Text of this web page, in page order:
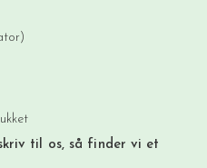
til os, så finder vi et